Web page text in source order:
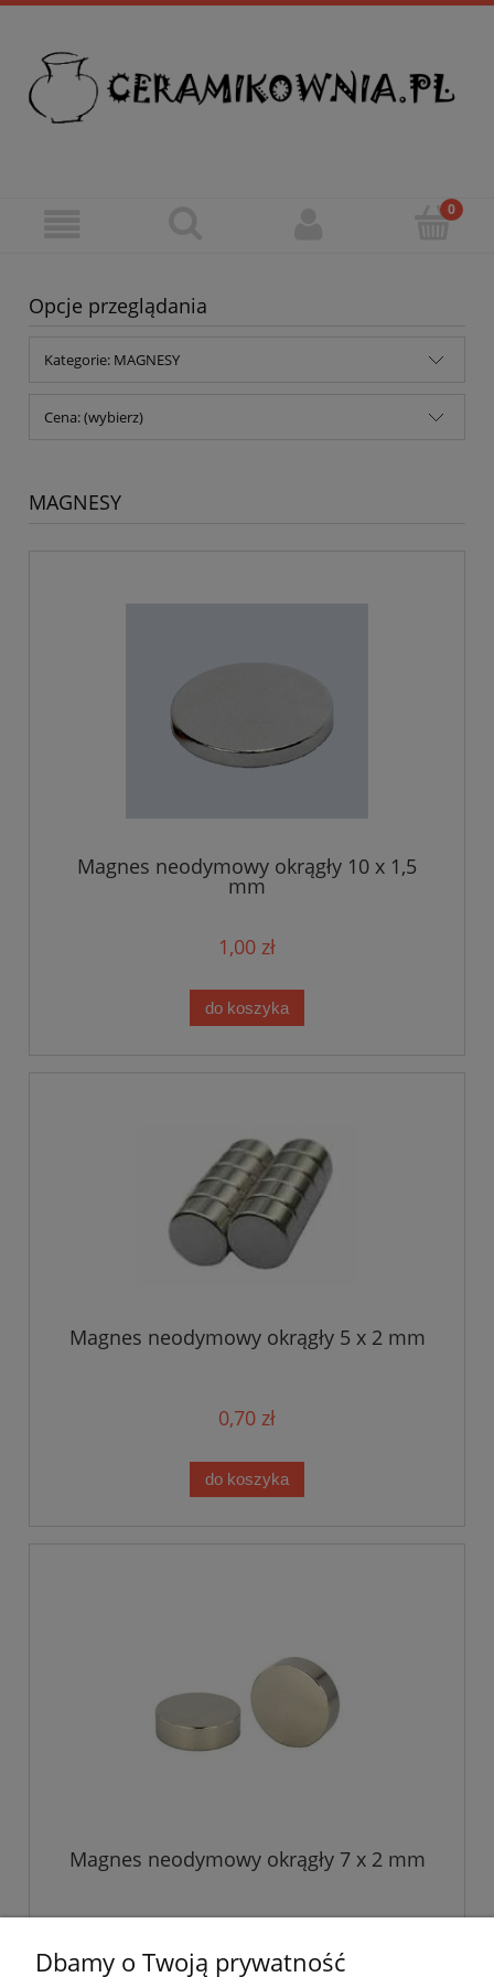
Opcje przeglądania
Kategorie: MAGNESY
Cena: (wybierz)
MAGNESY
Magnes neodymowy okrągły 10 x 1,5
mm
1,00 zł
do koszyka
Magnes neodymowy okrągły 5 x 2 mm
0,70 zł
do koszyka
Magnes neodymowy okrągły 7 x 2 mm
Dbamy o Twoją prywatność